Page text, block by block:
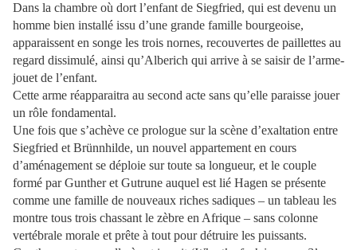
Dans la chambre où dort l’enfant de Siegfried, qui est devenu un
homme bien installé issu d’une grande famille bourgeoise,
apparaissent en songe les trois nornes, recouvertes de paillettes au
regard dissimulé, ainsi qu’Alberich qui arrive à se saisir de l’arme-
jouet de l’enfant.
Cette arme réapparaitra au second acte sans qu’elle paraisse jouer
un rôle fondamental.
Une fois que s’achève ce prologue sur la scène d’exaltation entre
Siegfried et Brünnhilde, un nouvel appartement en cours
d’aménagement se déploie sur toute sa longueur, et le couple
formé par Gunther et Gutrune auquel est lié Hagen se présente
comme une famille de nouveaux riches sadiques – un tableau les
montre tous trois chassant le zèbre en Afrique – sans colonne
vertébrale morale et prête à tout pour détruire les puissants.